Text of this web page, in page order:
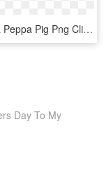
Moldura Peppa Pig Png Clipart Daddy Pig Picture Frames - Moldura Para Foto Da Peppa Pig Em Png, Transparent Png
Day To My